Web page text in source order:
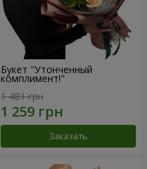
Букет "Утонченный
комплимент!"
1 481 грн
Заказать